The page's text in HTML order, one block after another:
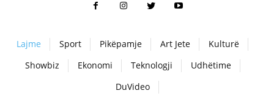
Lajme Sport Pikëpamje Art Jete
Kulturë
Showbiz
Ekonomi Teknologji
Udhëtime
DuVideo